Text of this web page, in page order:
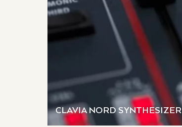
CLAVIA NORD SYNTHESIZER